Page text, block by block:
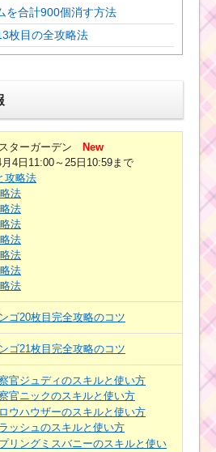
を合計900個消す方法
枚目の全攻略法
ターガーデン New
4日11:00～25日10:59まで
攻略法
法
法
法
法
法
法
法
ゴ20枚目完全攻略のコツ
ゴ21枚目完全攻略のコツ
官ジュディのスキルと使い方
官ニックのスキルと使い方
ウハウザーのスキルと使い方
ッシュのスキルと使い方
リングミスバニーのスキルと使い